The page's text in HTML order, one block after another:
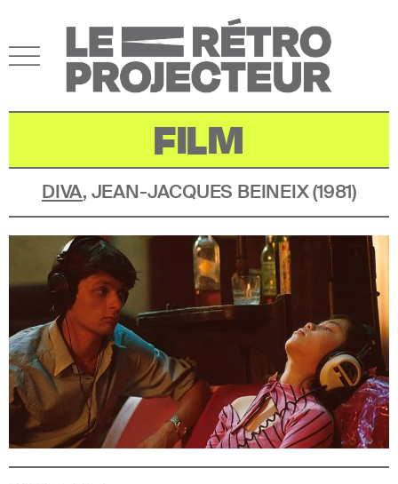
FILM
DIVA, JEAN-JACQUES BEINEIX(1981)